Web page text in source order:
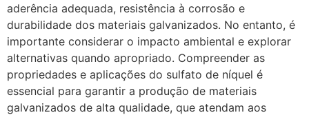
aderência adequada, resistência à corrosão e
durabilidade dos materiais galvanizados. No entanto, é
importante considerar o impacto ambiental e explorar
alternativas quando apropriado. Compreender as
propriedades e aplicações do sulfato de níquel é
essencial para garantir a produção de materiais
galvanizados de alta qualidade, que atendam aos